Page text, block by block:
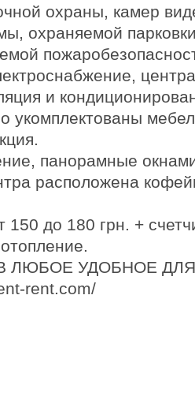
охраны, камер
охраняемой
и
укомплектованы
панорамные
расположена
150 до 180 грн. +
ЛЮБОЕ УДОБНОЕ
rent.com/